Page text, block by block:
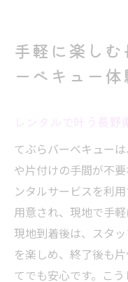
家族や友人と楽
家族と手ぶ
ラン
長野県で子
体験
手ぶらバ
喫
友人や仲
手軽に楽し
ーベキュー体
てぶらバーベキュー
や片付けの手間が不
ンタルサービスを利
用意され、現地で手
現地到着後は、スタ
を楽しめ、終了後も
てでも安心です。こ